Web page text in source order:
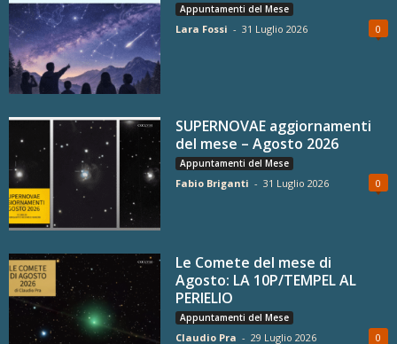
Appuntamenti del Mese
Lara Fossi - 31 Luglio 2026 0
SUPERNOVAE aggiornamenti
del mese – Agosto 2026
Appuntamenti del Mese
Fabio Briganti - 31 Luglio 2026 0
Le Comete del mese di
Agosto: LA 10P/TEMPEL AL
PERIELIO
Appuntamenti del Mese
Claudio Pra - 29 Luglio 2026 0